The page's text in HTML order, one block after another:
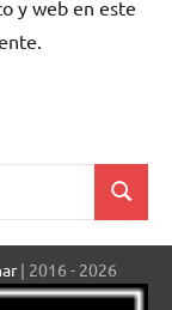
y web en este
Buscar
| 2016 - 2026